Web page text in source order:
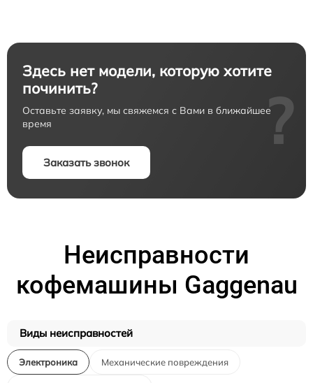
Здесь нет модели, которую хотите
починить?
Оставьте заявку, мы свяжемся с Вами в ближайшее
время
Заказать звонок
?
Неисправности
кофемашины Gaggenau
Виды неисправностей
Электроника Механические повреждения